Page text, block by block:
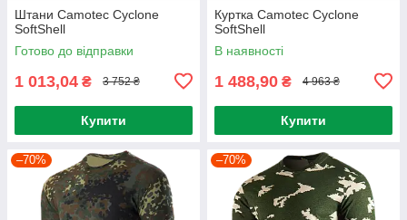
Штани Camotec Cyclone
SoftShell
Готово до відправки
1 013,04 ₴ 3 752 ₴
Купити
Куртка Camotec Cyclone
SoftShell
В наявності
1 488,90 ₴ 4 963 ₴
Купити
–70% –70%